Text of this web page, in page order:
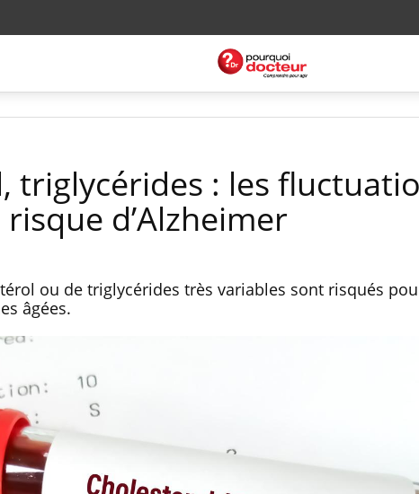
triglycérides : les
d’Alzheimer
ou de triglycérides très variables sont risqués
âgées.